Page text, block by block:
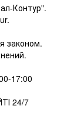
Контур".
законом.
17:00
24/7